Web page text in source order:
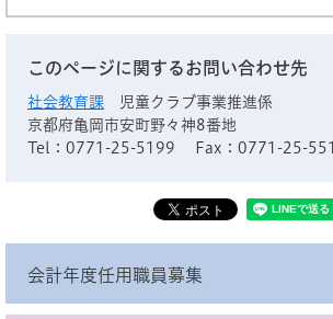
このページに関するお問い合わせ先
社会教育課
児童クラブ事業推進係
京都府亀岡市安町野々神8番地
Tel：0771-25-5199
Fax：0771-25-
会計年度任用職員募集